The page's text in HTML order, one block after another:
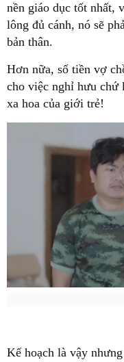
nền giáo dục tốt nhất,
lông đủ cánh, nó sẽ
bản thân.
Hơn nữa, số tiền vợ
cho việc nghỉ hưu chứ
xa hoa của giới trẻ!
Kế hoạch là vậy